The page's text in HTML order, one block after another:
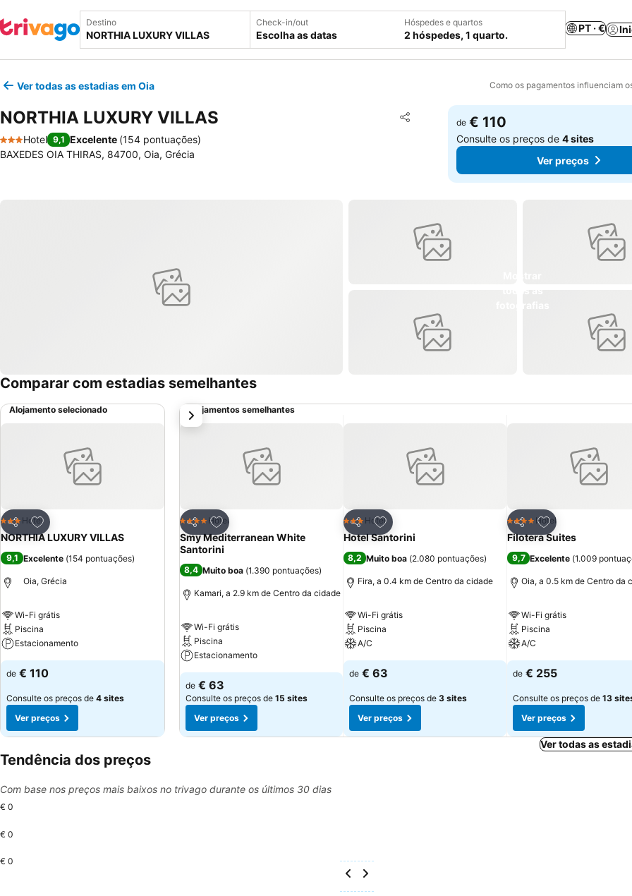
Destino Check-in/out
Escolha as datas
Hóspedes e quartos
2 hóspedes, 1 quarto.
PT · €
Ver todas as estadias em Oia Como os pagamentos influenciam
NORTHIA LUXURY VILLAS Partilhar
Adicionar aos favoritos
3 Estrelas
Hotel 9,1 Excelente (154 pontuações)
BAXEDES OIA THIRAS, 84700, Oia, Grécia
de € 110
Consulte os preços de4 sites
Ver preços
Comparar com estadias semelhantes
Alojamento selecionado
Partilhar
Adicionar aos favoritos
3 Estrelas
Hotel
NORTHIA LUXURY VILLAS
9,1 Excelente (154 pontuações)
Oia, Grécia
Wi-Fi grátis
Piscina
Estacionamento
de € 110
Consulte os preços de 4 sites
Ver preços
Alojamentos semelhantes
Partilhar
Adicionar aos favoritos
4 EstrelasHotel
Smy Mediterranean White
Santorini
8,4 Muito boa (1.390 pontuações)
Kamari, a 2.9 km de Centro da cidade
Wi-Fi grátis
Piscina
Estacionamento
de € 63
Consulte os preços de 15 sites
Ver preços
Partilhar
Adicionar aos favoritos
3 Estrelas
Hotel
Hotel Santorini
8,2 Muito boa (2.080 pontuações)
Fira, a 0.4 km de Centro da cidade
Wi-Fi grátis
Piscina
A/C
de € 63
Consulte os preços de 3 sites
Ver preços
Partilhar
Adicionar aos
4 EstrelasHotel
Filotera Suites
9,7 Excelente (1.009
Oia, a 0.5 km de Centro da
Wi-Fi grátis
Piscina
A/C
de € 255
Consulte os preços de 13
Ver preços
próximo
Ver todas as
Tendência dos preços
Com base nos preços mais baixos no trivago durante os últimos 30 dias
€ 0
€ 0
€ 0